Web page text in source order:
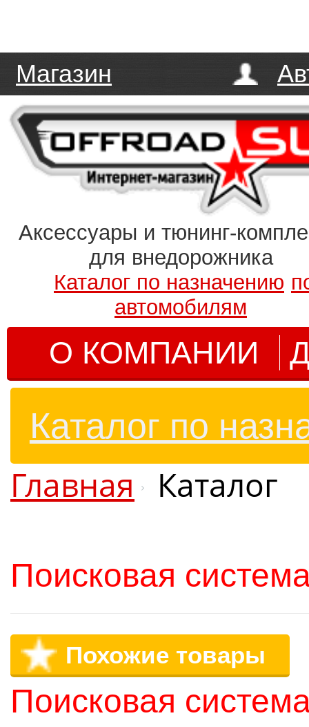
Магазин
Аксессуары и тюнинг-
для внедорожника
Каталог по назначению
автомобилям
О КОМПАНИИ
Каталог по
Главная Каталог
Поисковая
Похожие товары
Поисковая